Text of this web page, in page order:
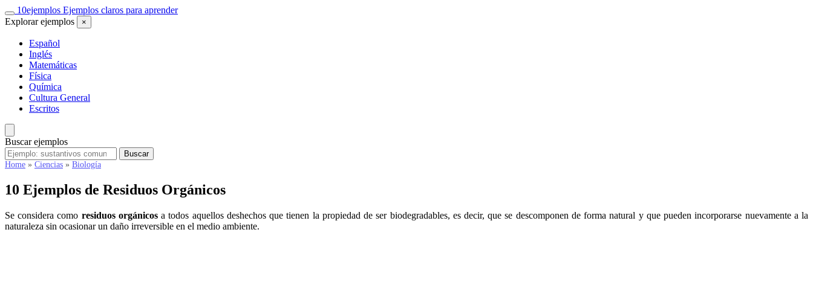
Saltar
al
10ejemplos Ejemplos claros para aprender
Explorar ejemplos
×
Español
Inglés
Matemáticas
Física
Química
Cultura General
Escritos
Buscar ejemplos
Buscar
ejemplos
Buscar
Home » Ciencias » Biología
10 Ejemplos de Residuos Orgánicos
Se considera como residuos orgánicosa todos aquellos deshechos que tienen la propiedad de ser biodegradables, es decir, que se descomponen de forma natural y que pueden incorporarse nuevamente a la
naturaleza sin ocasionar un daño irreversible en el medio ambiente.